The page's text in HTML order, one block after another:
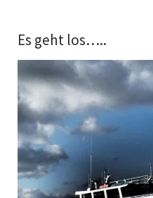
Es geht los…..